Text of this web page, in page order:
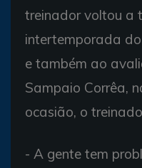
treinador voltou a
intertemporada
e também ao
Sampaio Corrêa,
ocasião, o
- A gente tem